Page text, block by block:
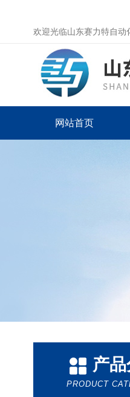
欢迎光临山东赛力特自动
网站首页
产
PRODUCT